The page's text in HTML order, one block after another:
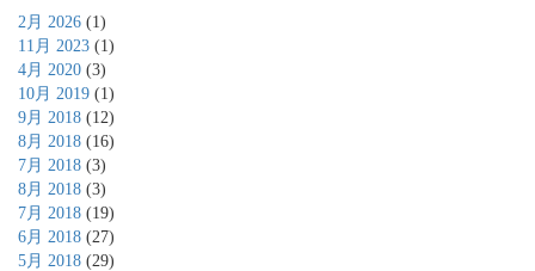
2月 2026 (1)
11月 2023 (1)
4月 2020 (3)
10月 2019 (1)
9月 2018 (12)
8月 2018 (16)
7月 2018 (3)
8月 2018 (3)
7月 2018 (19)
6月 2018 (27)
5月 2018 (29)